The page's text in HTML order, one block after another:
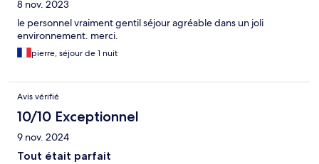
8 nov. 2023
le personnel vraiment gentil séjour agréable dans un joli
environnement. merci.
pierre, séjour de 1 nuit
Avis vérifié
10/10 Exceptionnel
9 nov. 2024
Tout était parfait